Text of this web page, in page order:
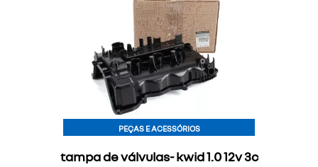
tampa de válvulas- kwid 1.0 12v 3c
PEÇAS E ACESSÓRIOS